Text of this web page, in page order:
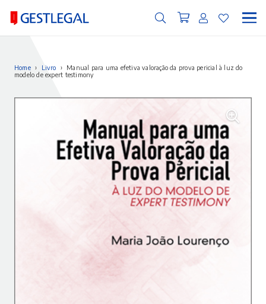
Home › Livro ›
Manual para uma efetiva valoração da prova pericial à luz do
modelo de expert testimony